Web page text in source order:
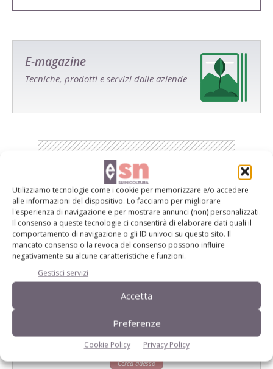
Utilizziamo tecnologie come i cookie per memorizzare e/o accedere
alle informazioni del dispositivo. Lo facciamo per migliorare
l'esperienza di navigazione e per mostrare annunci (non) personalizzati.
Il consenso a queste tecnologie ci consentirà di elaborare dati quali il
comportamento di navigazione o gli ID univoci su questo sito. Il
mancato consenso o la revoca del consenso possono influire
negativamente su alcune caratteristiche e funzioni.
Gestisci servizi
Accetta
Preferenze
Cookie Policy Privacy Policy
E-magazine
Tecniche, prodotti e servizi dalle aziende
Catalogo Aziende e Prodotti
Un modo semplice per cercare un'azienda o un
prodotto!
Cerca adesso
L'Esperto risponde
I consigli di Terra e Vita agli agricoltori
Cerca adesso